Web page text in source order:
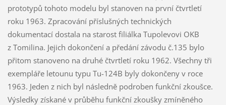
prototypů tohoto modelu byl stanoven na první čtvrtletí
roku 1963. Zpracování příslušných technických
dokumentací dostala na starost filiálka Tupolevovi OKB
z Tomilina. Jejich dokončení a předání závodu č.135 bylo
přitom stanoveno na druhé čtvrtletí roku 1962. Všechny tři
exempláře letounu typu Tu-124B byly dokončeny v roce
1963. Jeden z nich byl následně podroben funkční zkoušce.
Výsledky získané v průběhu funkční zkoušky zmíněného